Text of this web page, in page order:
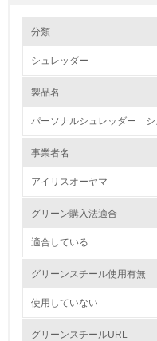
1.環境取り組み体制
分類
シュレッダー
製品名
パーソナルシュレッダー
事業者名
アイリスオーヤマ
グリーン購入法適合
適合している
グリーンスチール使用有無
使用していない
グリーンスチールURL